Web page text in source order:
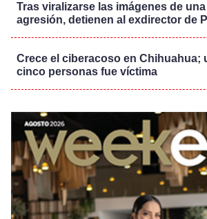
Tras viralizarse las imágenes de
agresión, detienen al exdirector de
Crece el ciberacoso en Chihuahua;
cinco personas fue víctima